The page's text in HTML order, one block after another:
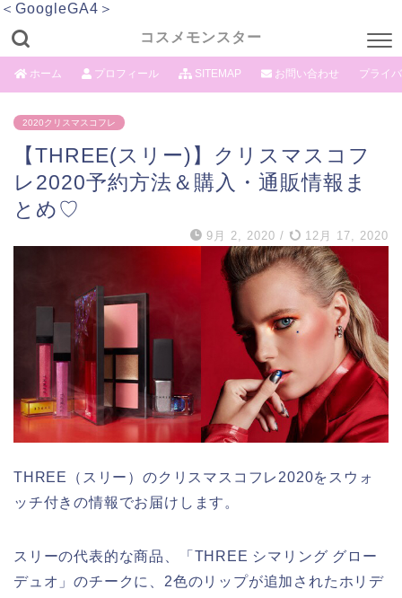
＜GoogleGA4＞
コスメモンスター
ホーム プロフィール SITEMAP お問い合わせ プライ
2020クリスマスコフレ
【THREE(スリー)】クリスマスコフ
レ2020予約方法＆購入・通販情報ま
とめ♡
9月 2, 2020 / 12月 17, 2020
THREE（スリー）のクリスマスコフレ2020をスウォ
ッチ付きの情報でお届けします。
スリーの代表的な商品、「THREE シマリング グロー
デュオ」のチークに、2色のリップが追加されたホリデ